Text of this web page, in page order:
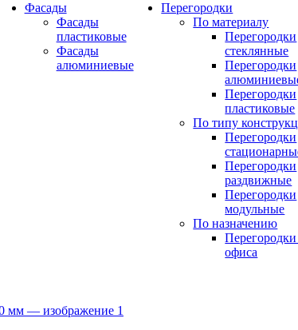
Фасады
Фасады
пластиковые
Фасады
алюминиевые
Перегородки
По материалу
Перегородки
стеклянные
Перегородки
Перегородки
пластиковые
По типу
Перегородки
Перегородки
раздвижные
Перегородки
модульные
По назначению
Перегородки
офиса